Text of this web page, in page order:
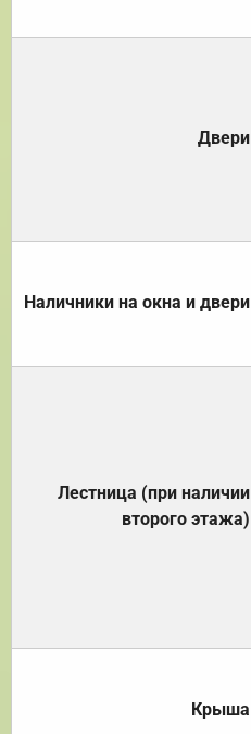
Двери
Наличники на окна и двери
Лестница (при наличии
второго этажа)
Крыша